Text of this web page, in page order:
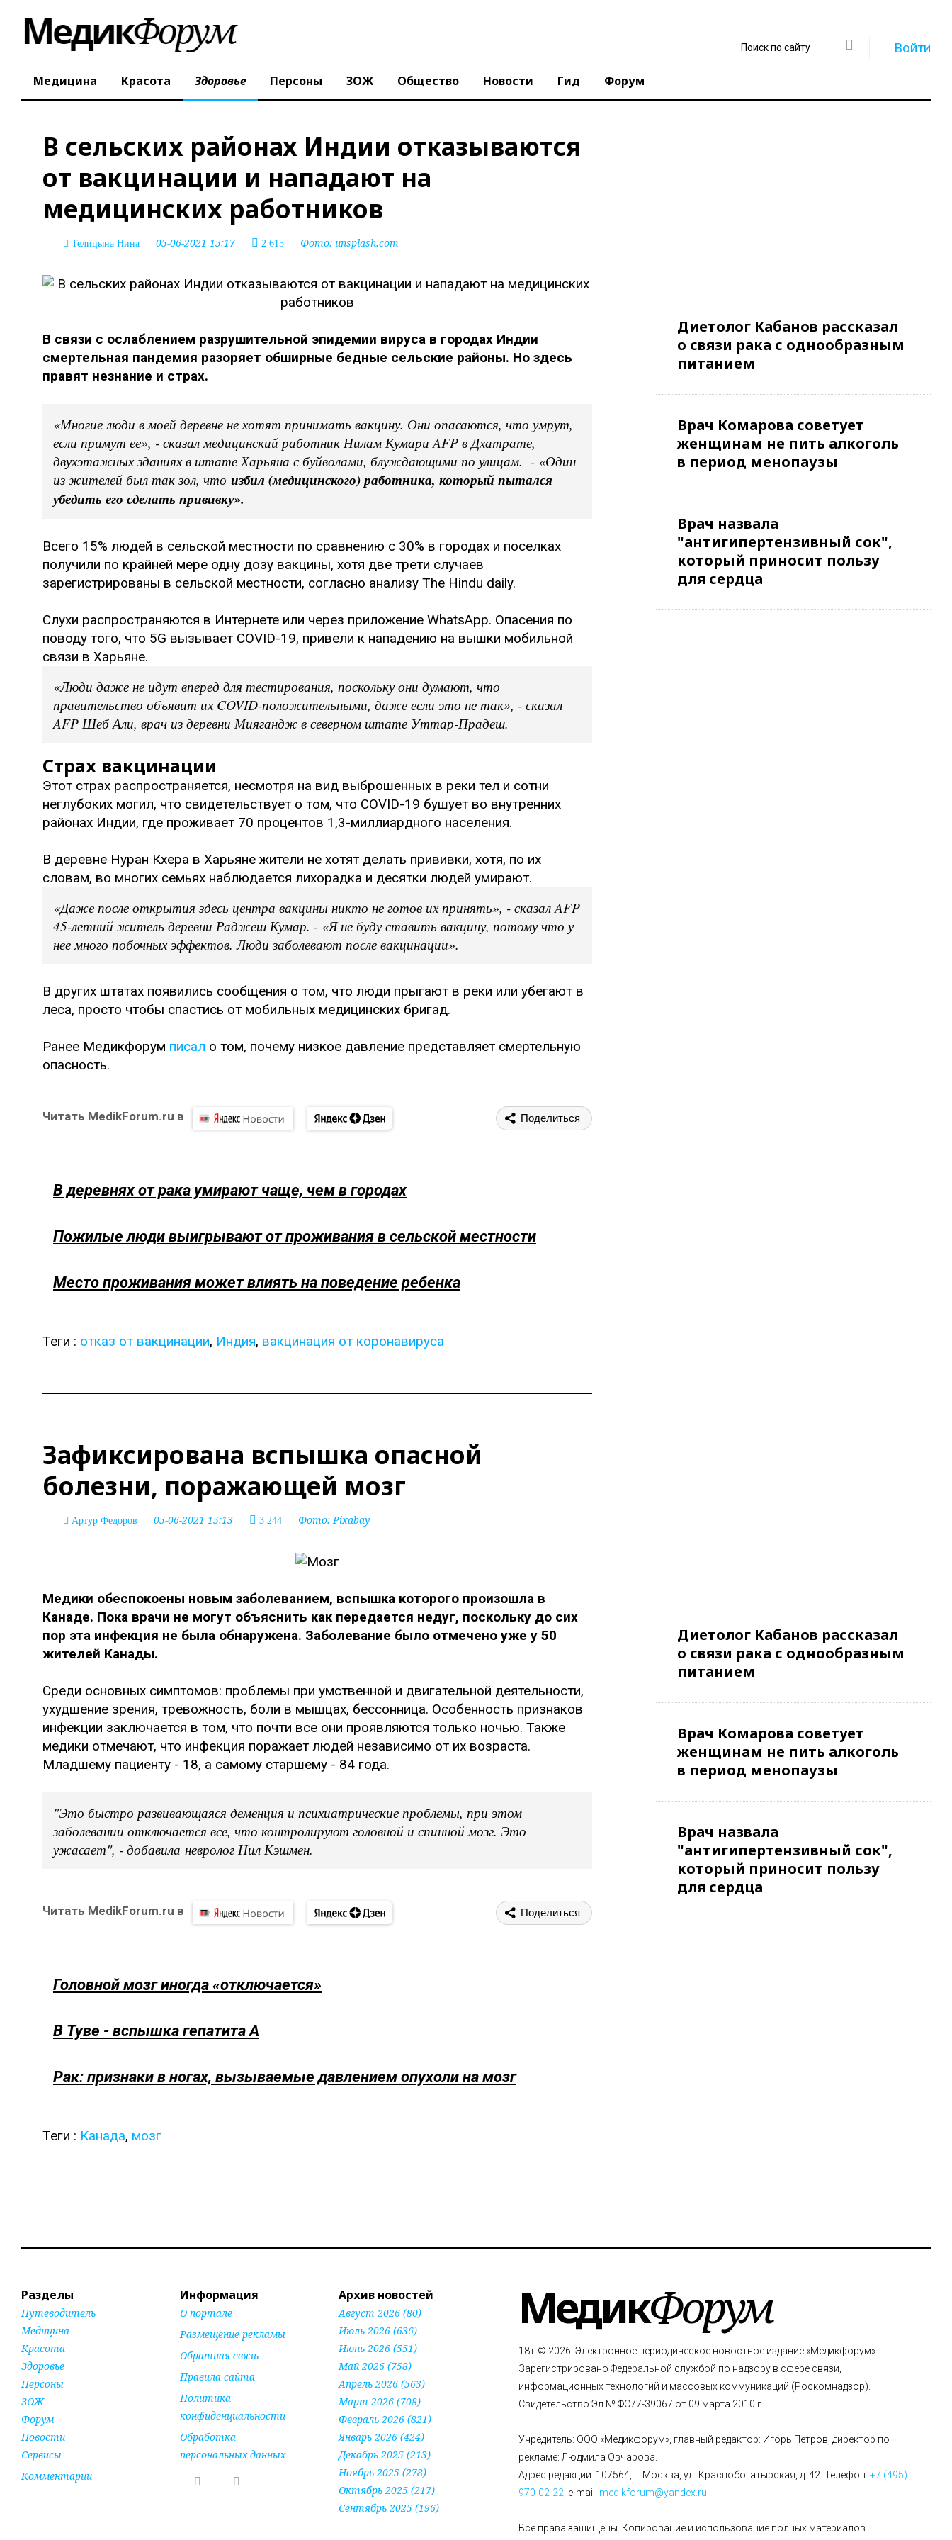
Войти
Медицина Красота Здоровье Персоны ЗОЖ Общество Новости Гид Форум
В сельских районах Индии отказываются
от вакцинации и нападают на
медицинских работников
Телицына Нина 05-06-2021 15:17 2 615 Фото: unsplash.com
В связи с ослаблением разрушительной эпидемии вируса в городах Индии
смертельная пандемия разоряет обширные бедные сельские районы. Но здесь
правят незнание и страх.
«Многие люди в моей деревне не хотят принимать вакцину. Они опасаются, что умрут,
если примут ее», - сказал медицинский работник Нилам Кумари AFP в Дхатрате,
двухэтажных зданиях в штате Харьяна с буйволами, блуждающими по улицам. - «Один
из жителей был так зол, что избил (медицинского) работника, который пытался
убедить его сделать прививку».
Всего 15% людей в сельской местности по сравнению с 30% в городах и поселках
получили по крайней мере одну дозу вакцины, хотя две трети случаев
зарегистрированы в сельской местности, согласно анализу The Hindu daily.
Слухи распространяются в Интернете или через приложение WhatsApp. Опасения по
поводу того, что 5G вызывает COVID-19, привели к нападению на вышки мобильной
связи в Харьяне.
«Люди даже не идут вперед для тестирования, поскольку они думают, что
правительство объявит их COVID-положительными, даже если это не так», - сказал
AFP Шеб Али, врач из деревни Миягандж в северном штате Уттар-Прадеш.
Страх вакцинации
Этот страх распространяется, несмотря на вид выброшенных в реки тел и сотни
неглубоких могил, что свидетельствует о том, что COVID-19 бушует во внутренних
районах Индии, где проживает 70 процентов 1,3-миллиардного населения.
В деревне Нуран Кхера в Харьяне жители не хотят делать прививки, хотя, по их
словам, во многих семьях наблюдается лихорадка и десятки людей умирают.
«Даже после открытия здесь центра вакцины никто не готов их принять», - сказал AFP
45-летний житель деревни Раджеш Кумар. - «Я не буду ставить вакцину, потому что у
нее много побочных эффектов. Люди заболевают после вакцинации».
В других штатах появились сообщения о том, что люди прыгают в реки или убегают в
леса, просто чтобы спастись от мобильных медицинских бригад.
Ранее Медикфорум писал о том, почему низкое давление представляет смертельную
опасность.
Читать MedikForum.ru в Поделиться
В деревнях от рака умирают чаще, чем в городах
Пожилые люди выигрывают от проживания в сельской местности
Место проживания может влиять на поведение ребенка
Теги : отказ от вакцинации, Индия, вакцинация от коронавируса
Диетолог Кабанов рассказал
о связи рака с однообразным
питанием
Врач Комарова советует
женщинам не пить алкоголь
в период менопаузы
Врач назвала
"антигипертензивный сок",
который приносит пользу
для сердца
Зафиксирована вспышка опасной
болезни, поражающей мозг
Артур Федоров 05-06-2021 15:13 3 244 Фото:Pixabay
Медики обеспокоены новым заболеванием, вспышка которого произошла в
Канаде. Пока врачи не могут объяснить как передается недуг, поскольку до сих
пор эта инфекция не была обнаружена. Заболевание было отмечено уже у 50
жителей Канады.
Среди основных симптомов: проблемы при умственной и двигательной деятельности,
ухудшение зрения, тревожность, боли в мышцах, бессонница. Особенность признаков
инфекции заключается в том, что почти все они проявляются только ночью. Также
медики отмечают, что инфекция поражает людей независимо от их возраста.
Младшему пациенту - 18, а самому старшему - 84 года.
"Это быстро развивающаяся деменция и психиатрические проблемы, при этом
заболевании отключается все, что контролируют головной и спинной мозг. Это
ужасает", - добавила невролог Нил Кэшмен.
Читать MedikForum.ru в Поделиться
Головной мозг иногда «отключается»
В Туве - вспышка гепатита А
Рак: признаки в ногах, вызываемые давлением опухоли на мозг
Теги : Канада, мозг
Диетолог Кабанов рассказал
о связи рака с однообразным
питанием
Врач Комарова советует
женщинам не пить алкоголь
в период менопаузы
Врач назвала
"антигипертензивный сок",
который приносит пользу
для сердца
Разделы
Путеводитель
Медицина
Красота
Здоровье
Персоны
ЗОЖ
Форум
Новости
Сервисы
Комментарии
Информация
О портале
Размещение рекламы
Обратная связь
Правила сайта
Политика
конфиденциальности
Обработка
персональных данных
Архив новостей
Август 2026 (80)
Июль 2026 (636)
Июнь 2026 (551)
Май 2026 (758)
Апрель 2026 (563)
Март 2026 (708)
Февраль 2026 (821)
Январь 2026 (424)
Декабрь 2025 (213)
Ноябрь 2025 (278)
Октябрь 2025 (217)
Сентябрь 2025 (196)
МедикФорум
18+ © 2026. Электронное периодическое новостное издание «Медикфорум».
Зарегистрировано Федеральной службой по надзору в сфере связи,
информационных технологий и массовых коммуникаций (Роскомнадзор).
Свидетельство Эл № ФС77-39067 от 09 марта 2010 г.
Учредитель: ООО «Медикфорум», главный редактор: Игорь Петров, директор по
рекламе: Людмила Овчарова.
Адрес редакции: 107564, г. Москва, ул. Краснобогатырская, д. 42. Телефон: +7 (495)
970-02-22 , e-mail: medikforum@yandex.ru
Все права защищены. Копирование и использование полных материалов